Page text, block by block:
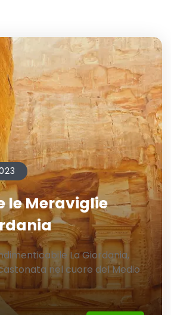
le Meraviglie
La Giordania,
nel cuore del Medio